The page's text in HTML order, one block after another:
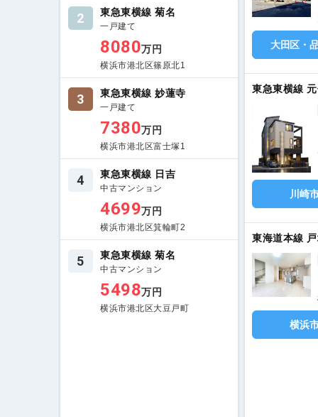
2 東急東横線 菊名
一戸建て
8080万円
横浜市港北区篠原北1
3 東急東横線 妙蓮寺
一戸建て
7380万円
横浜市港北区富士塚1
4 東急東横線 日吉
中古マンション
4699万円
横浜市港北区箕輪町2
5 東急東横線 菊名
中古マンション
5498万円
横浜市港北区大豆戸町
大田区・
東急東横線
川崎
東海道本線
横浜